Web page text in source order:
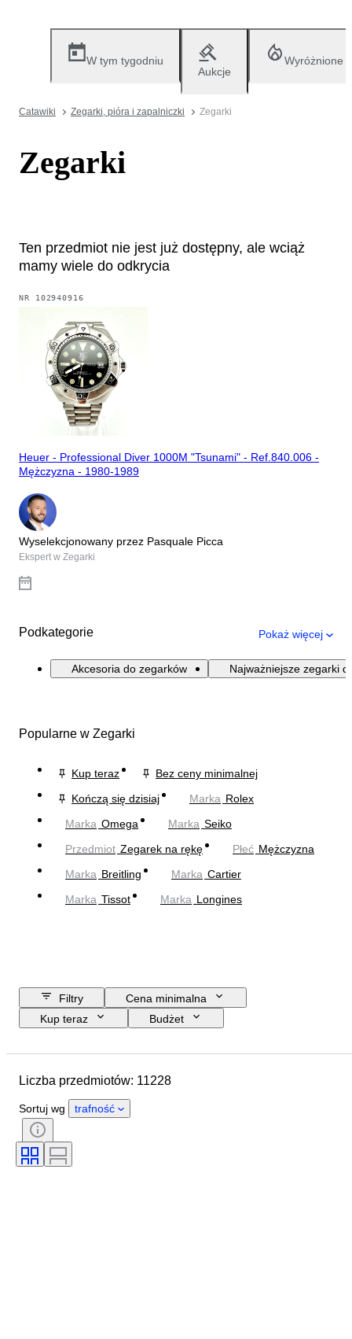
W tym tygodniu
Aukcje
Wyróżnione
Catawiki Zegarki, pióra i zapalniczki Zegarki
Zegarki
Ten przedmiot nie jest już dostępny, ale wciąż
mamy wiele do odkrycia
NR 102940916
Heuer - Professional Diver 1000M "Tsunami" - Ref.840.006 -
Mężczyzna - 1980-1989
Wyselekcjonowany przez Pasquale Picca
Ekspert w Zegarki
Podkategorie Pokaż więcej
Akcesoria do zegarków Najważniejsze zegarki
Popularne w Zegarki
Kup teraz
Bez ceny minimalnej
Kończą się dzisiaj
Marka Rolex
Marka Omega Marka Seiko
Przedmiot Zegarek na rękę Płeć Mężczyzna
Marka Breitling Marka Cartier
Marka Tissot Marka Longines
Filtry
Cena minimalna
Kup teraz
Budżet
Długość paska zegarka
Kraj pochodzenia
Płeć
Stan
Certyfikacja
Oprawa
Liczba przedmiotów: 11228
Sortuj wg trafność